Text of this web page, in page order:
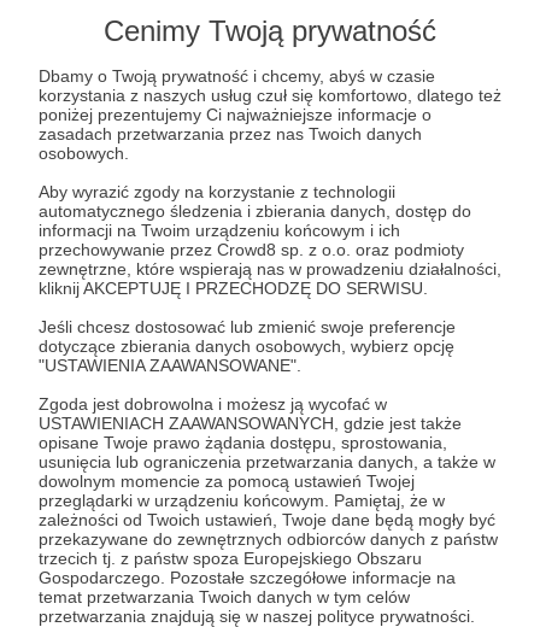
Cenimy Twoją prywatność
Dbamy o Twoją prywatność i chcemy, abyś w czasie
korzystania z naszych usług czuł się komfortowo, dlatego też
poniżej prezentujemy Ci najważniejsze informacje o
zasadach przetwarzania przez nas Twoich danych
osobowych.
Aby wyrazić zgody na korzystanie z technologii
automatycznego śledzenia i zbierania danych, dostęp do
informacji na Twoim urządzeniu końcowym i ich
przechowywanie przez Crowd8 sp. z o.o. oraz podmioty
zewnętrzne, które wspierają nas w prowadzeniu działalności,
kliknij AKCEPTUJĘ I PRZECHODZĘ DO SERWISU.
Jeśli chcesz dostosować lub zmienić swoje preferencje
dotyczące zbierania danych osobowych, wybierz opcję
"USTAWIENIA ZAAWANSOWANE".
Zgoda jest dobrowolna i możesz ją wycofać w
USTAWIENIACH ZAAWANSOWANYCH, gdzie jest także
opisane Twoje prawo żądania dostępu, sprostowania,
usunięcia lub ograniczenia przetwarzania danych, a także w
dowolnym momencie za pomocą ustawień Twojej
przeglądarki w urządzeniu końcowym. Pamiętaj, że w
zależności od Twoich ustawień, Twoje dane będą mogły być
przekazywane do zewnętrznych odbiorców danych z państw
trzecich tj. z państw spoza Europejskiego Obszaru
Gospodarczego. Pozostałe szczegółowe informacje na
temat przetwarzania Twoich danych w tym celów
przetwarzania znajdują się w naszej polityce prywatności.
wyrażenia sprzeciwu wobec przetwarzania Twoich danych
osobowych. Rejestracja dla osób niepełnoletnich możliwa
jest po przekazaniu podpisanego formularza "Zgodna na
założenie konta przez osobę niepełnoletnią", formularz
dostępny jest na stronie regulaminu Patronite.pl.
* Zapoznałem się i akceptujęRegulaminserwisu oraz
* Wyrażam zgodę na przetwarzanie moich danych
osobowych podanych w formularzu rejestracyjnym w celu
prawidłowego świadczenia usług serwisu Patronite.
Wyrażam zgodę na otrzymywanie drogą elektroniczną
informacji handlowych - newslettera. Opcja ta może zostać
zmieniona w ustawieniach konta.